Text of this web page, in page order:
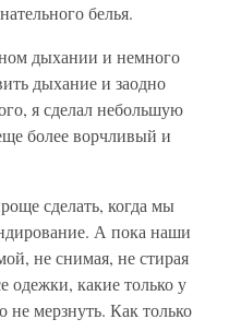
белья.
дыхании и немного
дыхание и заодно
я сделал небольшую
более ворчливый и
сделать, когда мы
А пока наши
не снимая, не стирая
одежки, какие только у
мерзнуть. Как только